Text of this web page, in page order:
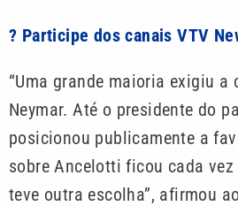
? Participe dos canais VTV
“Uma grande maioria exigiu a
Neymar. Até o presidente do
posicionou publicamente a
sobre Ancelotti ficou cada vez
teve outra escolha”, afirmou